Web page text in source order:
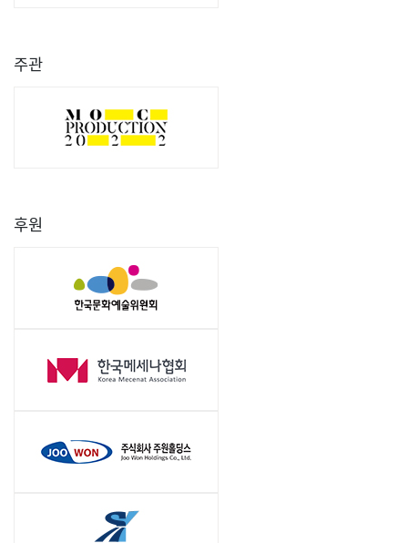
주관
후원